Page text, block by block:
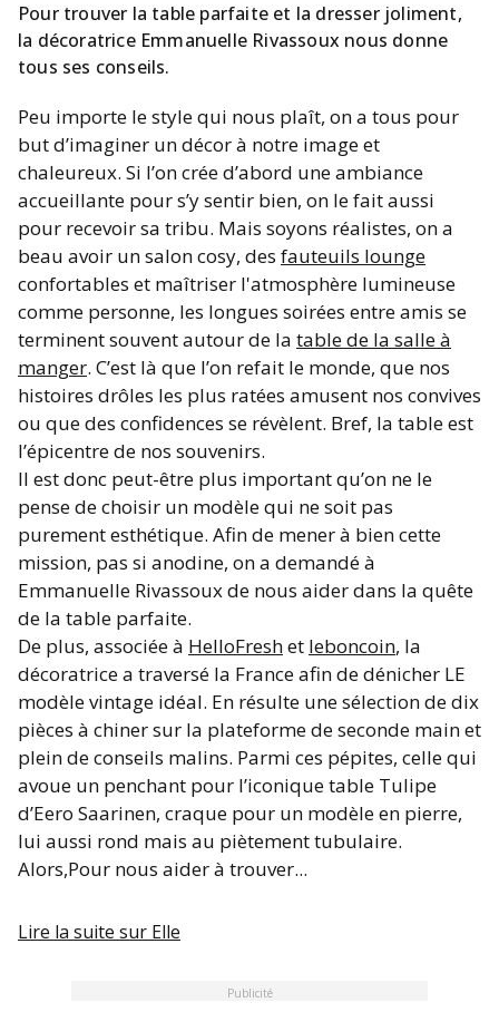
Pour trouver la table parfaite et la dresser joliment,
la décoratrice Emmanuelle Rivassoux nous donne
tous ses conseils.
Peu importe le style qui nous plaît, on a tous pour
but d’imaginer un décor à notre image et
chaleureux. Si l’on crée d’abord une ambiance
accueillante pour s’y sentir bien, on le fait aussi
pour recevoir sa tribu. Mais soyons réalistes, on a
beau avoir un salon cosy, des fauteuils lounge
confortables et maîtriser l'atmosphère lumineuse
comme personne, les longues soirées entre amis se
terminent souvent autour de la table de la salle à
manger. C’est là que l’on refait le monde, que nos
histoires drôles les plus ratées amusent nos convives
ou que des confidences se révèlent. Bref, la table est
l’épicentre de nos souvenirs.
Il est donc peut-être plus important qu’on ne le
pense de choisir un modèle qui ne soit pas
purement esthétique. Afin de mener à bien cette
mission, pas si anodine, on a demandé à
Emmanuelle Rivassoux de nous aider dans la quête
de la table parfaite.
De plus, associée à HelloFreshet leboncoin, la
décoratrice a traversé la France afin de dénicher LE
modèle vintage idéal. En résulte une sélection de dix
pièces à chiner sur la plateforme de seconde main et
plein de conseils malins. Parmi ces pépites, celle qui
avoue un penchant pour l’iconique table Tulipe
d’Eero Saarinen, craque pour un modèle en pierre,
lui aussi rond mais au piètement tubulaire.
Alors,Pour nous aider à trouver...
Lire la suite sur Elle
Publicité